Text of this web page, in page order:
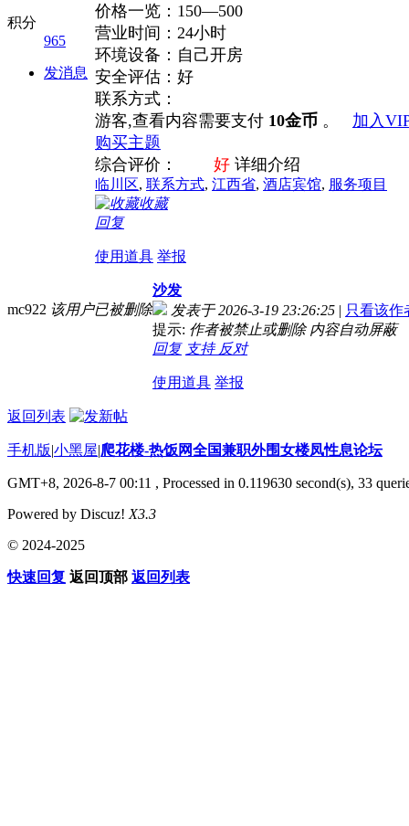
积分
965
发消息
价格一览：150—500
营业时间：24小时
环境设备：自己开房
安全评估：好
联系方式：
游客,查看内容需要支付 10金币 。 加入
购买主题
综合评价： 好 详细介绍
临川区, 联系方式, 江西省, 酒店宾馆, 服务项目
收藏
回复
使用道具 举报
mc922 该用户已被删除
沙发
发表于 2026-3-19 23:26:25 | 只看该作
提示: 作者被禁止或删除 内容自动屏蔽
回复 支持 反对
使用道具 举报
返回列表
手机版|小黑屋|爬花楼-热饭网全国兼职外围女楼凤性息论坛
GMT+8, 2026-8-7 00:11 , Processed in 0.119630 second(s), 33
Powered by Discuz! X3.3
© 2024-2025
快速回复 返回顶部 返回列表